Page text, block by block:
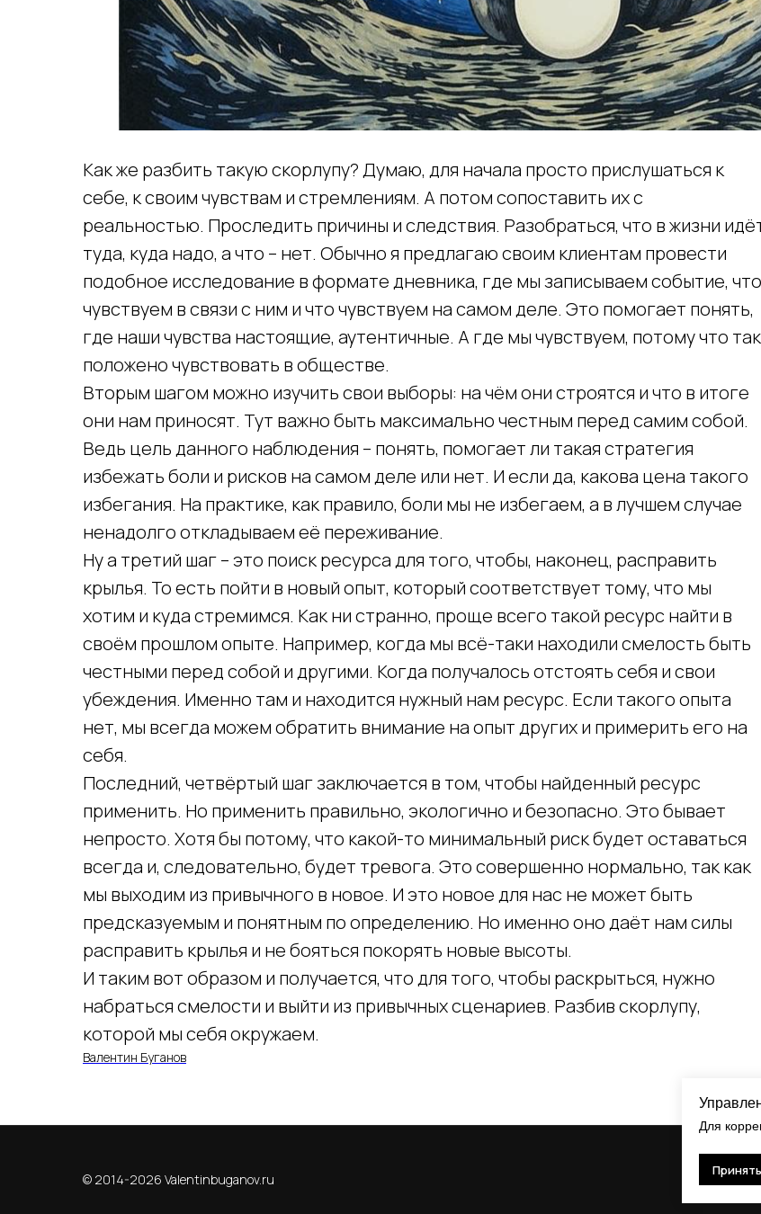
Для
Как же разбить такую скорлупу? Думаю, для начала просто прислушаться к
себе, к своим чувствам и стремлениям. А потом сопоставить их с
реальностью. Проследить причины и следствия. Разобраться, что в жизни
туда, куда надо, а что – нет. Обычно я предлагаю своим клиентам провести
подобное исследование в формате дневника, где мы записываем событие, что
чувствуем в связи с ним и что чувствуем на самом деле. Это помогает понять,
где наши чувства настоящие, аутентичные. А где мы чувствуем, потому что так
положено чувствовать в обществе.
Вторым шагом можно изучить свои выборы: на чём они строятся и что в итоге
они нам приносят. Тут важно быть максимально честным перед самим собой.
Ведь цель данного наблюдения – понять, помогает ли такая стратегия
избежать боли и рисков на самом деле или нет. И если да, какова цена такого
избегания. На практике, как правило, боли мы не избегаем, а в лучшем случае
ненадолго откладываем её переживание.
Ну а третий шаг – это поиск ресурса для того, чтобы, наконец, расправить
крылья. То есть пойти в новый опыт, который соответствует тому, что мы
хотим и куда стремимся. Как ни странно, проще всего такой ресурс найти в
своём прошлом опыте. Например, когда мы всё-таки находили смелость быть
честными перед собой и другими. Когда получалось отстоять себя и свои
убеждения. Именно там и находится нужный нам ресурс. Если такого опыта
нет, мы всегда можем обратить внимание на опыт других и примерить его на
себя.
Последний, четвёртый шаг заключается в том, чтобы найденный ресурс
применить. Но применить правильно, экологично и безопасно. Это бывает
непросто. Хотя бы потому, что какой-то минимальный риск будет оставаться
всегда и, следовательно, будет тревога. Это совершенно нормально, так как
мы выходим из привычного в новое. И это новое для нас не может быть
предсказуемым и понятным по определению. Но именно оно даёт нам силы
расправить крылья и не бояться покорять новые высоты.
И таким вот образом и получается, что для того, чтобы раскрыться, нужно
набраться смелости и выйти из привычных сценариев. Разбив скорлупу,
которой мы себя окружаем.
Валентин Буганов
© 2014-2026 Valentinbuganov.ru